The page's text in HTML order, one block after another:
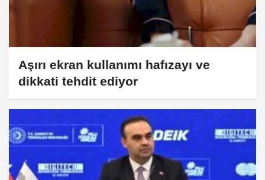
Aşırı ekran kullanımı hafızayı ve
dikkati tehdit ediyor